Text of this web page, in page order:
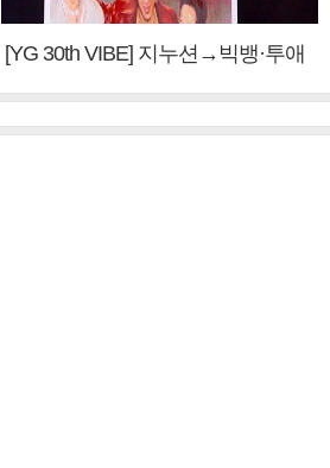
[YG 30th VIBE] 지누션→빅뱅·투애